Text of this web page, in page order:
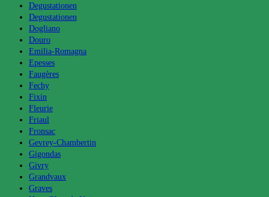
Degustationen
Degustationen
Dogliano
Douro
Emilia-Romagna
Epesses
Faugères
Fechy
Fixin
Fleurie
Friaul
Fronsac
Gevrey-Chambertin
Gigondas
Givry
Grandvaux
Graves